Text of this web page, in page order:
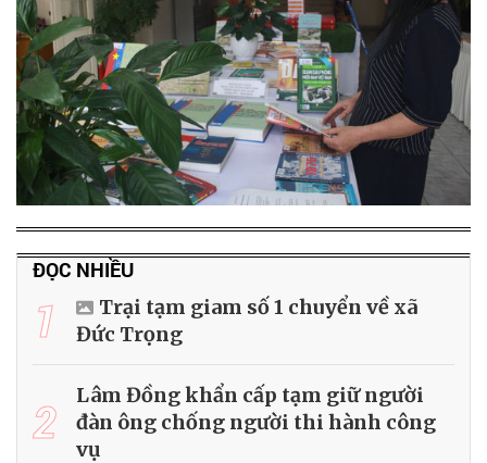
ĐỌC NHIỀU
1
Trại tạm giam số 1 chuyển về xã
Đức Trọng
2
Lâm Đồng khẩn cấp tạm giữ người
đàn ông chống người thi hành công
vụ